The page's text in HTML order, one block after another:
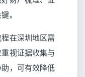
。
在深圳地区需
视证据收集与
，可有效降低